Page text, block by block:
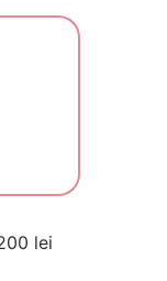
lei